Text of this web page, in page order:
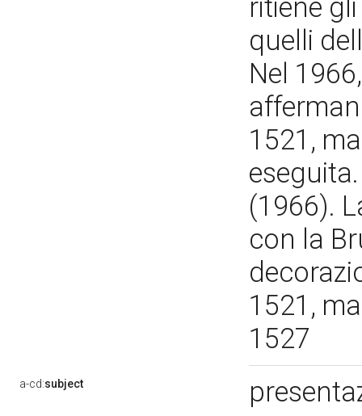
ritiene
quelli
Nel
1521,
(1966).
con la
1521,
1527
a-cd:subject